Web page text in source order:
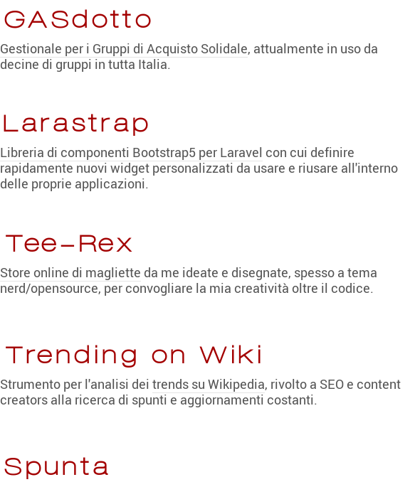
GASdotto
Gestionale per i Gruppi di Acquisto Solidale, attualmente in uso da
decine di gruppi in tutta Italia.
Larastrap
Libreria di componenti Bootstrap5 per Laravel con cui definire
rapidamente nuovi widget personalizzati da usare e riusare all'interno
delle proprie applicazioni.
Tee-Rex
Store online di magliette da me ideate e disegnate, spesso a tema
nerd/opensource, per convogliare la mia creatività oltre il codice.
Trending on Wiki
Strumento per l'analisi dei trends su Wikipedia, rivolto a SEO e content
creators alla ricerca di spunti e aggiornamenti costanti.
Spunta